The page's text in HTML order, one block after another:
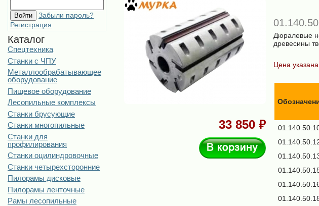
Забыли пароль?
Регистрация
Каталог
Спецтехника
Станки с ЧПУ
Металлообрабатывающее
оборудование
Пищевое оборудование
Лесопильные комплексы
Станки брусующие
Станки многопильные
Станки для
профилирования
Станки оцилиндровочные
Станки четырехсторонние
Пилорамы дисковые
Пилорамы ленточные
Рамы лесопильные
33 850 ₽
В корзину
Дюралевые
древесины
Цена